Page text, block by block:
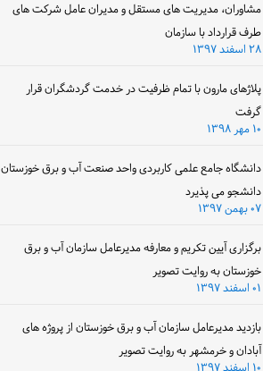
مشاوران، مدیریت های مستقل و مدیران عامل شرکت های
طرف قرارداد با سازمان
۲۸ اسفند ۱۳۹۷
پلاژهای مارون با تمام ظرفیت در خدمت گردشگران قرار
گرفت
۱۰ مهر ۱۳۹۸
دانشگاه جامع علمی کاربردی واحد صنعت آب و برق خوزستان
دانشجو می پذیرد
۰۷ بهمن ۱۳۹۷
برگزاری آیین تکریم و معارفه مدیرعامل سازمان آب و برق
خوزستان به روایت تصویر
۰۱ اسفند ۱۳۹۷
بازدید مدیرعامل سازمان آب و برق خوزستان از پروژه های
آبادان و خرمشهر به روایت تصویر
۱۰ اسفند ۱۳۹۷